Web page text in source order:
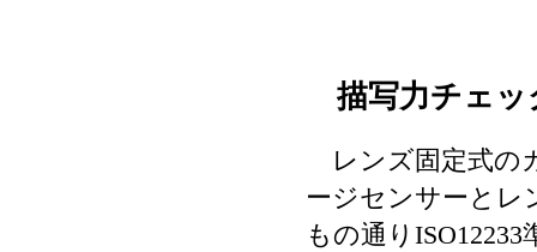
描写力チェッ
レンズ固定式の
ージセンサーとレ
もの通り